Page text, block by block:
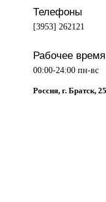
Телефоны
[3953] 262121
Рабочее
00:00-24:00 пн-вс
Россия, г. Братск,